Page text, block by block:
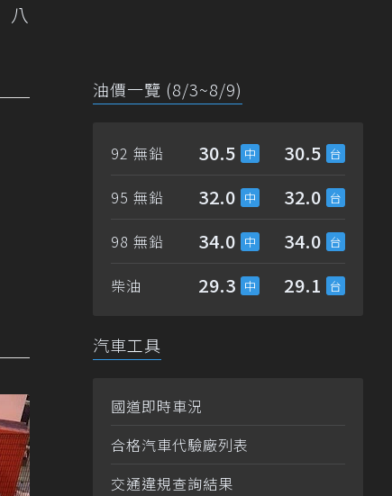
八
油價一覽 (8/3~8/9)
92 無鉛 30.5 30.5
95 無鉛 32.0 32.0
98 無鉛 34.0 34.0
柴油 29.3 29.1
汽車工具
國道即時車況
合格汽車代驗廠列表
交通違規查詢結果